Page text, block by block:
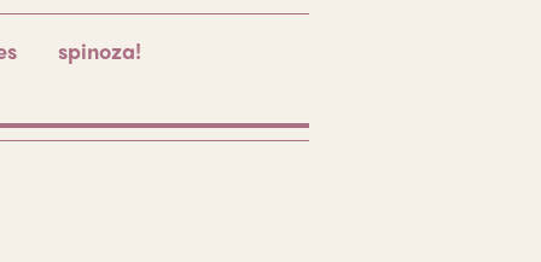
spinoza!